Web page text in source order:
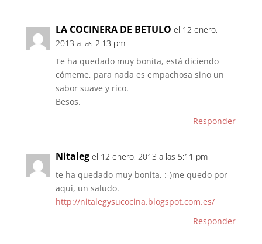
LA COCINERA DE BETULO el 12 enero,
2013 a las 2:13 pm
Te ha quedado muy bonita, está diciendo
cómeme, para nada es empachosa sino un
sabor suave y rico.
Besos.
Responder
Nitaleg el 12 enero, 2013 a las 5:11 pm
te ha quedado muy bonita, :-)me quedo por
aqui, un saludo.
http://nitalegysucocina.blogspot.com.es/
Responder